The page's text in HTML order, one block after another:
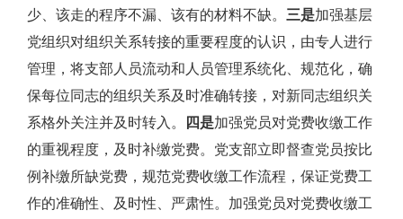
少、该走的程序不漏、该有的材料不缺。 三是加强基层
党组织对组织关系转接的重要程度的认识，由专人进行
管理，将支部人员流动和人员管理系统化、规范化，确
保每位同志的组织关系及时准确转接，对新同志组织关
系格外关注并及时转入。
四是加强党员对党费收缴工作
的重视程度，及时补缴党费。党支部立即督查党员按比
例补缴所缺党费，规范党费收缴工作流程，保证党费工
作的准确性、及时性、严肃性。加强党员对党费收缴工